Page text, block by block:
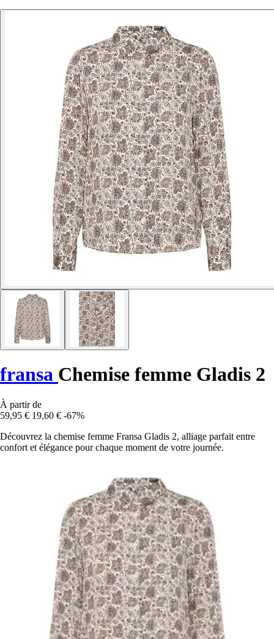
fransa Chemise femme Gladis 2
À partir de
59,95 € 19,60 € -67%
Découvrez la chemise femme Fransa Gladis 2, alliage parfait entre
confort et élégance pour chaque moment de votre journée.